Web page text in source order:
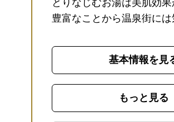
とりなじむお湯は美肌効
豊富なことから温泉街に
み、湯の町ならではの楽
部空港から約40分、JR新
で、東の岩国、西の秋吉
萩・長門、いずれの方向へ
が良く観光の拠点として
基本情報を見
もっと見る